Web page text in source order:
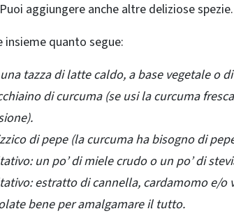
aggiungere anche altre deliziose spezie.
insieme quanto segue:
tazza di latte caldo, a base vegetale o
di curcuma (se usi la curcuma
di pepe (la curcuma ha bisogno di
un po’ di miele crudo o un po’ di
estratto di cannella, cardamomo e/
bene per amalgamare il tutto.